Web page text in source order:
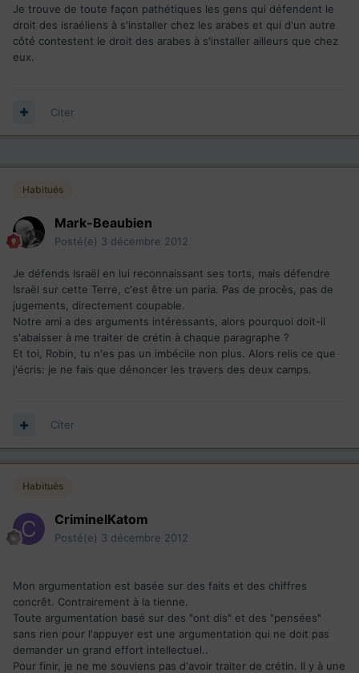
Je trouve de toute façon pathétiques les gens qui défendent le
droit des israéliens à s'installer chez les arabes et qui d'un autre
côté contestent le droit des arabes à s'installer ailleurs que chez
eux.
Citer
Habitués
Mark-Beaubien
Posté(e) 3 décembre 2012
Je défends Israël en lui reconnaissant ses torts, mais défendre
Israël sur cette Terre, c'est être un paria. Pas de procès, pas de
jugements, directement coupable.
Notre ami a des arguments intéressants, alors pourquoi doit-il
s'abaisser à me traiter de crétin à chaque paragraphe ?
Et toi, Robin, tu n'es pas un imbécile non plus. Alors relis ce que
j'écris: je ne fais que dénoncer les travers des deux camps.
Citer
Habitués
CriminelKatom
Posté(e) 3 décembre 2012
Mon argumentation est basée sur des faits et des chiffres
concrêt. Contrairement à la tienne.
Toute argumentation basé sur des "ont dis" et des "pensées"
sans rien pour l'appuyer est une argumentation qui ne doit pas
demander un grand effort intellectuel..
Pour finir, je ne me souviens pas d'avoir traiter de crétin. Il y à une